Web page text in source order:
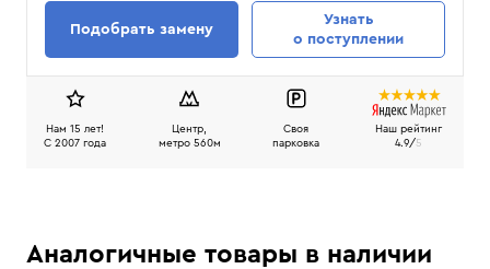
Подобрать замену
Узнать
о поступлении
Нам 15 лет!
C 2007 года
Центр,
метро 560м
Своя
парковка
Наш рейтинг
4.9/5
Аналогичные товары в наличии